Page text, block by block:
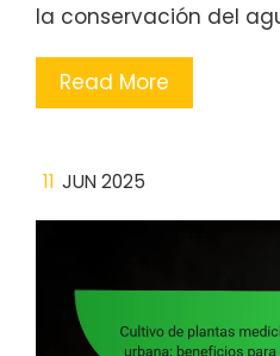
la conservación del
Read More
11 JUN 2025